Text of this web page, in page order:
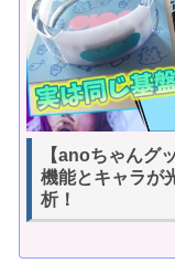
【anoちゃんグ
機能とキャラが
析！